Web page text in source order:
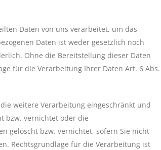
Daten von uns verarbeitet, um das
Daten ist weder gesetzlich noch
Ohne die Bereitstellung dieser Daten
für die Verarbeitung Ihrer Daten Art. 6
weitere Verarbeitung eingeschränkt und
bzw. vernichtet oder die
gelöscht bzw. vernichtet, sofern Sie nicht
Rechtsgrundlage für die Verarbeitung ist